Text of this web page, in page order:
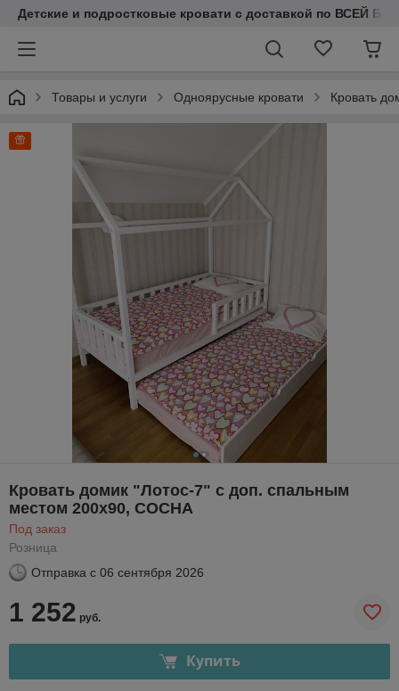
Детские и подростковые кровати с доставкой по ВСЕЙ
Товары и услуги Одноярусные кровати Кровать
Кровать домик "Лотос-7" с доп. спальным
местом 200х90, СОСНА
Под заказ
Розница
Отправка с 06 сентября 2026
1 252 руб.
Купить